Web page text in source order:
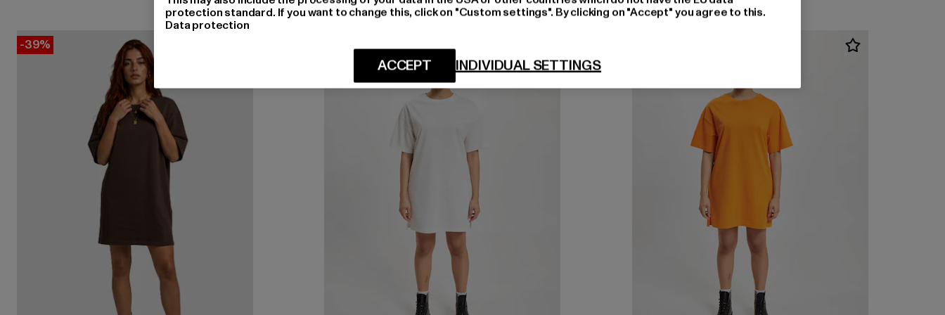
-39% -43%
protection standard. If you want to change this, click on "Custom settings". By clicking on "Accept" you agree to this.
Data protection
INDIVIDUAL SETTINGS
ACCEPT